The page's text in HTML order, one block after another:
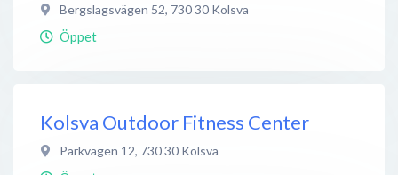
Bergslagsvägen 52, 730 30 Kolsva
Öppet
Kolsva Outdoor Fitness Center
Parkvägen 12, 730 30 Kolsva